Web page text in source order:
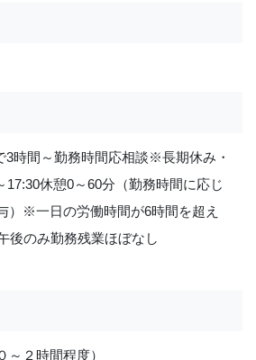
3時間～勤務時間応相談※長期休み・
17:30休憩0～60分（勤務時間に応じ
）※一日の労働時間が6時間を超え
後のみ勤務残業ほぼなし
～２時間程度）